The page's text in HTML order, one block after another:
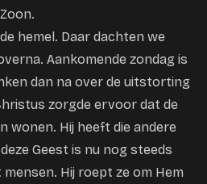
hemel. Daar dachten we
Aankomende zondag is
dan na over de uitstorting
zorgde ervoor dat de
wonen. Hij heeft die andere
Geest is nu nog steeds
Hij roept ze om Hem